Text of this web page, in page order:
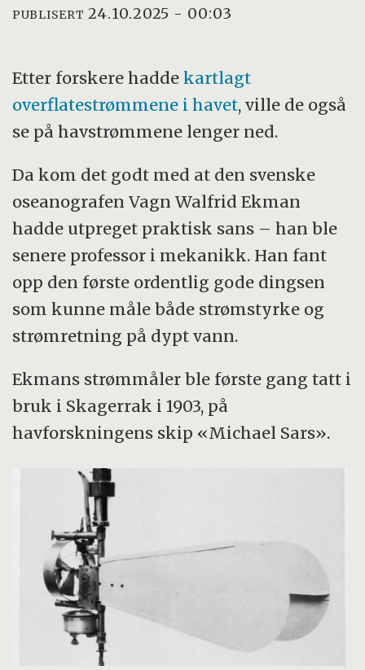
PUBLISERT 24.10.2025 - 00:03
Etter forskere haddekartlagt
overflatestrømmene i havet, ville de også
se på havstrømmene lenger ned.
Da kom det godt med at den svenske
oseanografen Vagn Walfrid Ekman
hadde utpreget praktisk sans – han ble
senere professor i mekanikk. Han fant
opp den første ordentlig gode dingsen
som kunne måle både strømstyrke og
strømretning på dypt vann.
Ekmans strømmåler ble første gang tatt i
bruk i Skagerrak i 1903, på
havforskningens skip «Michael Sars».